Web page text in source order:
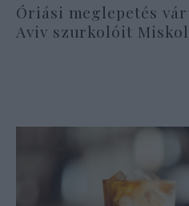
Óriási meglepetés
Aviv szurkolóit